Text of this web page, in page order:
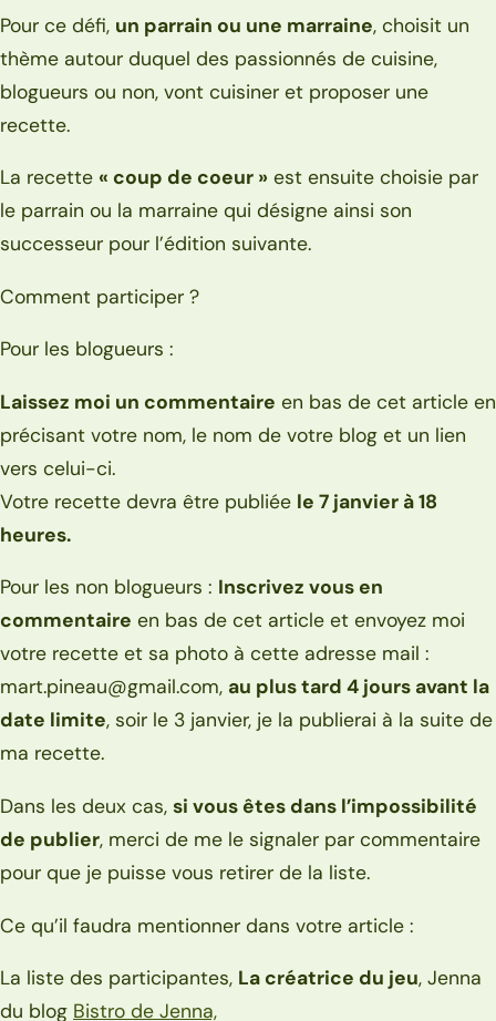
Pour ce défi, un parrain ou une marraine, choisit un
thème autour duquel des passionnés de cuisine,
blogueurs ou non, vont cuisiner et proposer une
recette.
La recette « coup de coeur » est ensuite choisie par
le parrain ou la marraine qui désigne ainsi son
successeur pour l’édition suivante.
Comment participer ?
Pour les blogueurs :
Laissez moi un commentaire en bas de cet article en
précisant votre nom, le nom de votre blog et un lien
vers celui-ci.
Votre recette devra être publiée le 7 janvier à 18
heures.
Pour les non blogueurs : Inscrivez vous en
commentaire en bas de cet article et envoyez moi
votre recette et sa photo à cette adresse mail :
mart.pineau@gmail.com, au plus tard 4 jours avant la
date limite, soir le 3 janvier, je la publierai à la suite de
ma recette.
Dans les deux cas, si vous êtes dans l’impossibilité
de publier, merci de me le signaler par commentaire
pour que je puisse vous retirer de la liste.
Ce qu’il faudra mentionner dans votre article :
La liste des participantes, La créatrice du jeu, Jenna
du blog Bistro de Jenna,